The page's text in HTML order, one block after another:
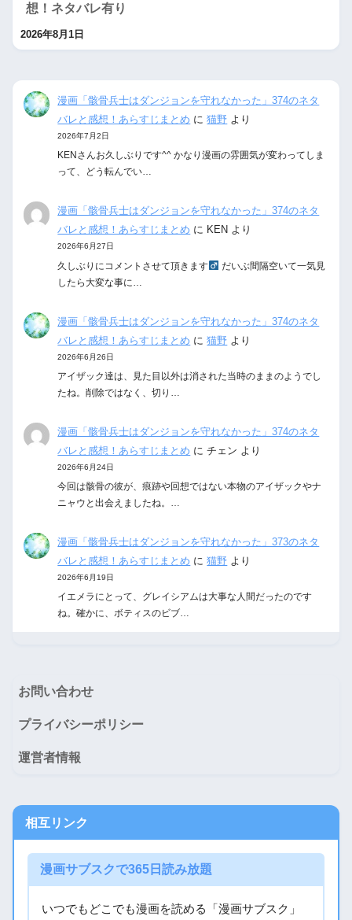
想！ネタバレ有り
2026年8月1日
漫画「骸骨兵士はダンジョンを守れなかった」374のネタ
バレと感想！あらすじまとめ に猫野 より
2026年7月2日
KENさんお久しぶりです^^ かなり漫画の雰囲気が変わってしま
って、どう転んでい…
漫画「骸骨兵士はダンジョンを守れなかった」374のネタ
バレと感想！あらすじまとめ に KEN より
2026年6月27日
久しぶりにコメントさせて頂きます‍
だいぶ間隔空いて一気見
したら大変な事に…
漫画「骸骨兵士はダンジョンを守れなかった」374のネタ
バレと感想！あらすじまとめ に猫野 より
2026年6月26日
アイザック達は、見た目以外は消された当時のままのようでし
たね。削除ではなく、切り…
漫画「骸骨兵士はダンジョンを守れなかった」374のネタ
バレと感想！あらすじまとめ にチェン より
2026年6月24日
今回は骸骨の彼が、痕跡や回想ではない本物のアイザックやナ
ニャウと出会えましたね。…
漫画「骸骨兵士はダンジョンを守れなかった」373のネタ
バレと感想！あらすじまとめ に猫野 より
2026年6月19日
イエメラにとって、グレイシアムは大事な人間だったのです
ね。確かに、ボティスのビブ…
お問い合わせ
プライバシーポリシー
運営者情報
相互リンク
漫画サブスクで365日読み放題
いつでもどこでも漫画を読める「漫画サブスク」